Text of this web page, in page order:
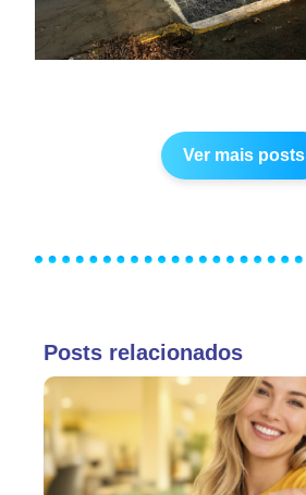
Ver mais posts
Posts relacionados